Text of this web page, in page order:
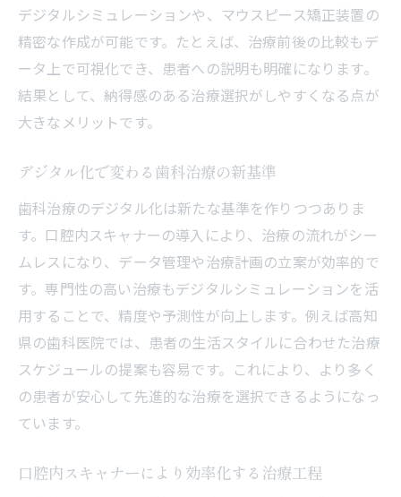
デジタルシミュレーションや、マウスピース矯正装置の
精密な作成が可能です。たとえば、治療前後の比較もデ
ータ上で可視化でき、患者への説明も明確になります。
結果として、納得感のある治療選択がしやすくなる点が
大きなメリットです。
デジタル化で変わる歯科治療の新基準
歯科治療のデジタル化は新たな基準を作りつつありま
す。口腔内スキャナーの導入により、治療の流れがシー
ムレスになり、データ管理や治療計画の立案が効率的で
す。専門性の高い治療もデジタルシミュレーションを活
用することで、精度や予測性が向上します。例えば高知
県の歯科医院では、患者の生活スタイルに合わせた治療
スケジュールの提案も容易です。これにより、より多く
の患者が安心して先進的な治療を選択できるようになっ
ています。
口腔内スキャナーにより効率化する治療工程